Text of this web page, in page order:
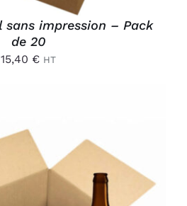
sans impression – Pack
de 20
15,40 € HT